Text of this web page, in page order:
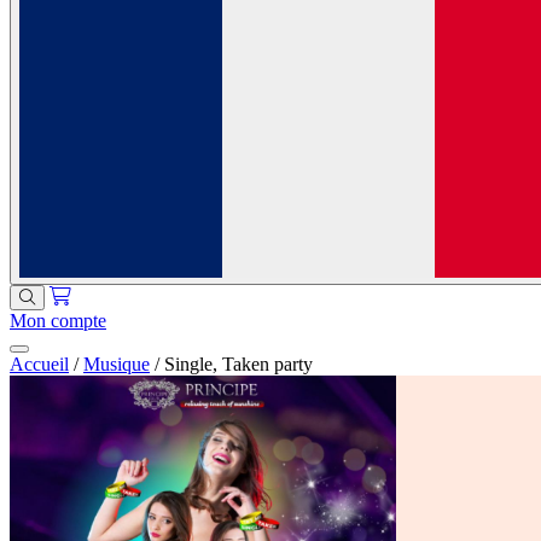
Mon compte
Accueil / Musique / Single, Taken party